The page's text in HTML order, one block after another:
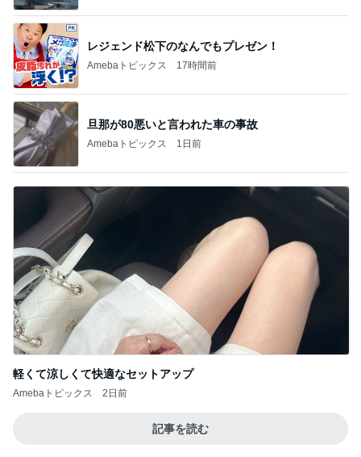
レジェンド松下のなんでもプレゼン！
Amebaトピックス 17時間前
旦那が80悪いと言われた車の事故
Amebaトピックス 1日前
軽くて涼しくて快適なセットアップ
Amebaトピックス 2日前
記事を読む